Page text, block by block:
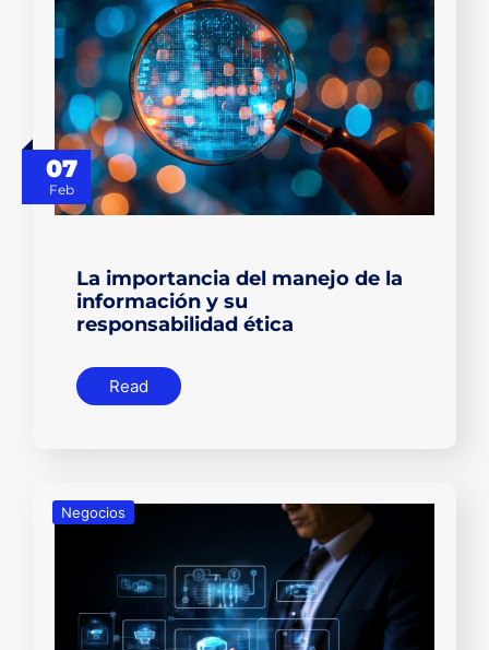
07
Feb
La importancia del manejo de la
información y su
responsabilidad ética
Read
Negocios